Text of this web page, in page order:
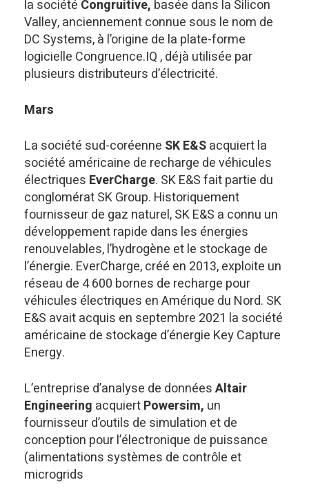
la société Congruitive, basée dans la Silicon
Valley, anciennement connue sous le nom de
DC Systems, à l’origine de la plate-forme
logicielle Congruence.IQ , déjà utilisée par
plusieurs distributeurs d’électricité.
Mars
La société sud-coréenne SK E&Sacquiert la
société américaine de recharge de véhicules
électriques EverCharge. SK E&S fait partie du
conglomérat SK Group. Historiquement
fournisseur de gaz naturel, SK E&S a connu un
développement rapide dans les énergies
renouvelables, l’hydrogène et le stockage de
l’énergie. EverCharge, créé en 2013, exploite un
réseau de 4 600 bornes de recharge pour
véhicules électriques en Amérique du Nord. SK
E&S avait acquis en septembre 2021 la société
américaine de stockage d’énergie Key Capture
Energy.
L’entreprise d’analyse de donnéesAltair
Engineering acquiertPowersim, un
fournisseur d’outils de simulation et de
conception pour l’électronique de puissance
(alimentations systèmes de contrôle et
microgrids